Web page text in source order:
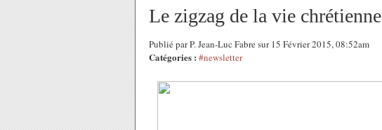
Le zigzag de la vie chrétienne
Publié par P. Jean-Luc Fabre sur 15 Février 2015, 08:52am
Catégories : #newsletter